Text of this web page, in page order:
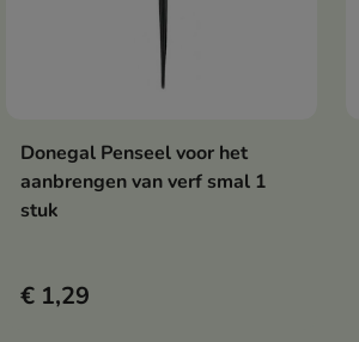
In winkelwagen
Donegal Penseel voor het
aanbrengen van verf smal 1
stuk
€ 1,29